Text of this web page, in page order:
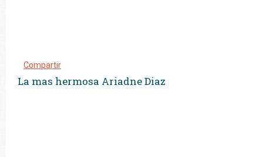
Compartir
La mas hermosa Ariadne Diaz